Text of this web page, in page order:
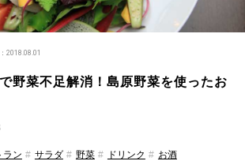
2018.08.01
野菜不足解消！島原野菜を使ったお
ラン サラダ 野菜 ドリンク お酒